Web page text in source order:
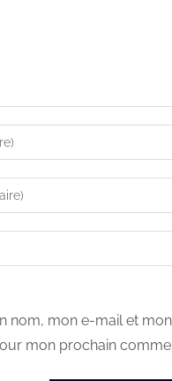
nom, mon e-mail et
mon prochain